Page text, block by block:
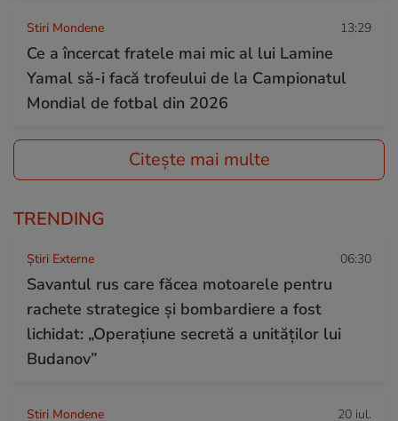
Stiri Mondene 13:29
Ce a încercat fratele mai mic al lui Lamine
Yamal să-i facă trofeului de la Campionatul
Mondial de fotbal din 2026
Citește mai multe
TRENDING
Știri Externe 06:30
Savantul rus care făcea motoarele pentru
rachete strategice și bombardiere a fost
lichidat: „Operațiune secretă a unităților lui
Budanov”
Stiri Mondene 20 iul.